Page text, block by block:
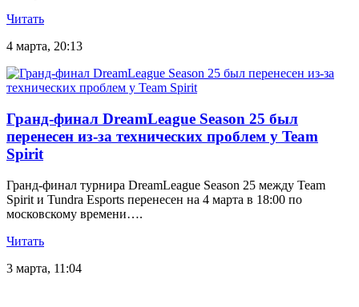
Читать
4 марта, 20:13
Гранд-финал DreamLeague Season 25 был
перенесен из-за технических проблем у Team
Spirit
Гранд-финал турнира DreamLeague Season 25 между Team
Spirit и Tundra Esports перенесен на 4 марта в 18:00 по
московскому времени….
Читать
3 марта, 11:04